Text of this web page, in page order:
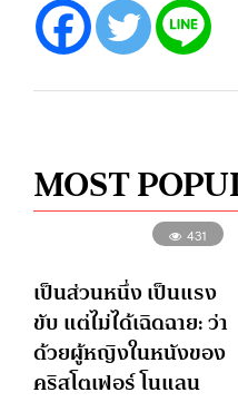
MOST
431
เป็นส่วนหนึ่ง เป็นแรง
ขับ แต่ไม่ได้เฉิดฉาย: ว่า
ด้วยผู้หญิงในหนังของ
คริสโตเฟอร์ โนแลน